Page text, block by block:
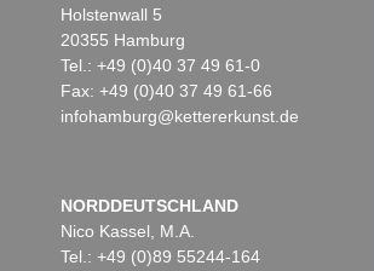
410 - Lot 1246
Auktion 461 - Lot 867
Holstenwall 5
20355 Hamburg
Tel.: +49 (0)40 37 49 61-0
Fax: +49 (0)40 37 49 61-66
infohamburg@kettererkunst.de
NORDDEUTSCHLAND
Nico Kassel, M.A.
Tel.: +49 (0)89 55244-164